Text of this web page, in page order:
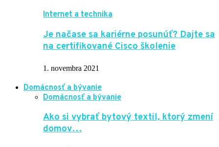
Internet a technika
Je načase sa kariérne posunúť? Dajte sa
na certifikované Cisco školenie
1. novembra 2021
Domácnosť a bývanie
Domácnosť a bývanie
Ako si vybrať bytový textil, ktorý zmení
domov…